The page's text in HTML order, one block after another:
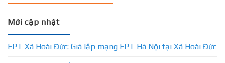
Mới cập nhật
FPT Xã Hoài Đức: Giá lắp mạng FPT Hà Nội tại Xã Hoài Đức